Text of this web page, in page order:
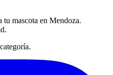
tu mascota en Mendoza.